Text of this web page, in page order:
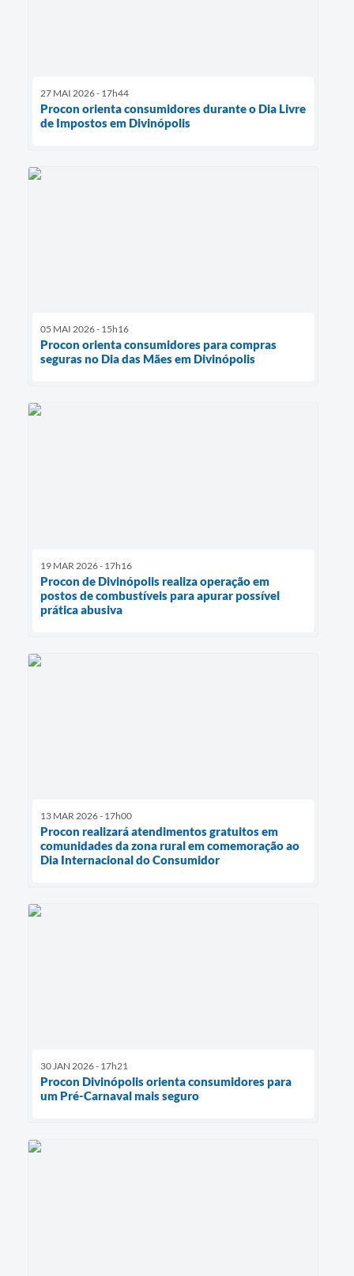
27 MAI 2026 - 17h44
Procon orienta consumidores durante o Dia Livre
de Impostos em Divinópolis
05 MAI 2026 - 15h16
Procon orienta consumidores para compras
seguras no Dia das Mães em Divinópolis
19 MAR 2026 - 17h16
Procon de Divinópolis realiza operação em
postos de combustíveis para apurar possível
prática abusiva
13 MAR 2026 - 17h00
Procon realizará atendimentos gratuitos em
comunidades da zona rural em comemoração ao
Dia Internacional do Consumidor
30 JAN 2026 - 17h21
Procon Divinópolis orienta consumidores para
um Pré-Carnaval mais seguro